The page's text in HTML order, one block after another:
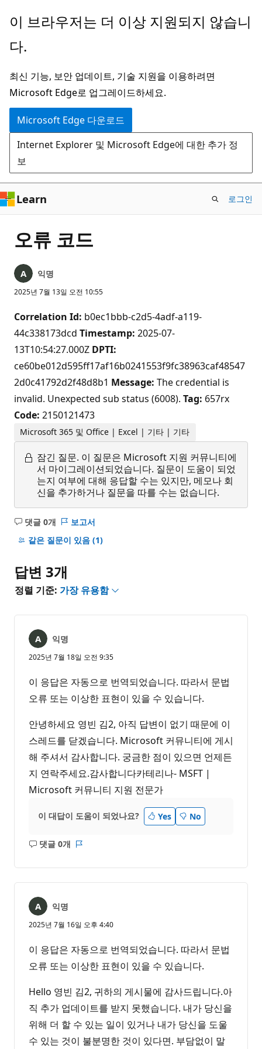
주
콘
츠
로
건
너
뛰
기
이 브라우저는 더 이상 지원되지 않습니
다.
최신 기능, 보안 업데이트, 기술 지원을 이용하려면
Microsoft Edge로 업그레이드하세요.
Microsoft Edge 다운로드
Internet Explorer 및 Microsoft Edge에 대한 추가 정
보
Learn 로그인
오류 코드
익명
2025년 7월 13일 오전 10:55
Correlation Id: b0ec1bbb-c2d5-4adf-a119-
44c338173dcd Timestamp: 2025-07-
13T10:54:27.000Z DPTI:
ce60be012d595ff17af16b0241553f9fc38963caf48547
2d0c41792d2f48d8b1 Message: The credential is
invalid. Unexpected sub status (6008). Tag: 657rx
Code: 2150121473
Microsoft 365 및 Office | Excel | 기타 | 기타
잠긴 질문. 이 질문은 Microsoft 지원 커뮤니티에
서 마이그레이션되었습니다. 질문이 도움이 되었
는지 여부에 대해 응답할 수는 있지만, 메모나 회
신을 추가하거나 질문을 따를 수는 없습니다.
댓글 0개
설
명
음
보고서
같은 질문이 있음 (1)
답변 3개
정렬 기준: 가장 유용함
익명
2025년 7월 18일 오전 9:35
이 응답은 자동으로 번역되었습니다. 따라서 문법
오류 또는 이상한 표현이 있을 수 있습니다.
안녕하세요 영빈 김2, 아직 답변이 없기 때문에 이
스레드를 닫겠습니다. Microsoft 커뮤니티에 게시
해 주셔서 감사합니다. 궁금한 점이 있으면 언제든
지 연락주세요.감사합니다카테리나- MSFT |
Microsoft 커뮤니티 지원 전문가
이 대답이 도움이 되었나요? Yes No
댓글 0개
설
음
익명
2025년 7월 16일 오후 4:40
이 응답은 자동으로 번역되었습니다. 따라서 문법
오류 또는 이상한 표현이 있을 수 있습니다.
Hello 영빈 김2, 귀하의 게시물에 감사드립니다.아
직 추가 업데이트를 받지 못했습니다. 내가 당신을
위해 더 할 수 있는 일이 있거나 내가 당신을 도울
수 있는 것이 불분명한 것이 있다면. 부담없이 말